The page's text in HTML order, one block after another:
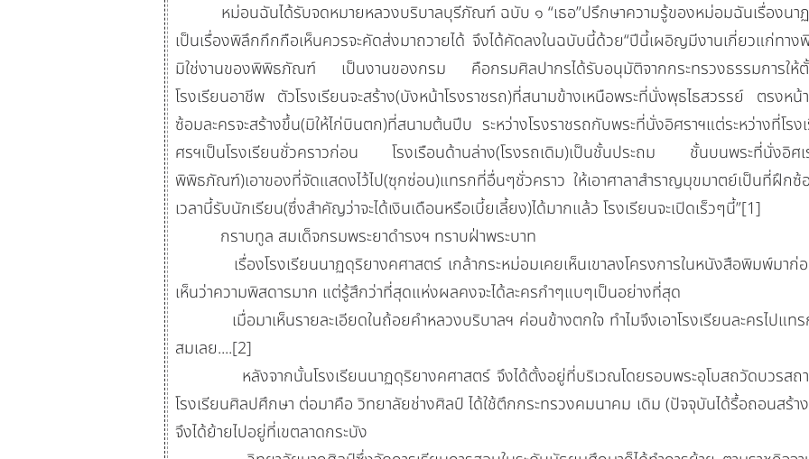
หม่อนฉันได้รับจดหมายหลวงบริบาลบุรีภัณฑ์ ฉบับ ๑ “เธอ”ปรึกษาความรู้ของหม่อมฉันเรื่องนาฏ
เป็นเรื่องพิลึกกึกกือเห็นควรจะคัดส่งมาถวายได้ จึงได้คัดลงในฉบับนี้ด้วย“ปีนี้เผอิญมีงานเกี่ยวแก่ท
มิใช่งานของพิพิธภัณฑ์ เป็นงานของกรม คือกรมศิลปากรได้รับอนุมัติจากกระทรวงธรรมการให้ตั้
โรงเรียนอาชีพ ตัวโรงเรียนจะสร้าง(บังหน้าโรงราชรถ)ที่สนามข้างเหนือพระที่นั่งพุธไธสวรรย์ ตรงห
ซ้อมละครจะสร้างขึ้น(มิให้ไก่บินตก)ที่สนามต้นปีบ ระหว่างโรงราชรถกับพระที่นั่งอิศราฯแต่ระหว่างที่โร
ศรฯเป็นโรงเรียนชั่วคราวก่อน โรงเรือนด้านล่าง(โรงรถเดิม)เป็นชั้นประถม ชั้นบนพระที่นั่ง
พิพิธภัณฑ์)เอาของที่จัดแสดงไว้ไป(ซุกซ่อน)แทรกที่อื่นๆชั่วคราว ให้เอาศาลาสำราญมุขมาตย์เป็นที่ฝึกซ้
เวลานี้รับนักเรียน(ซึ่งสำคัญว่าจะได้เงินเดือนหรือเบี้ยเลี้ยง)ได้มากแล้ว โรงเรียนจะเปิดเร็วๆนี้”[1]
กราบทูล สมเด็จกรมพระยาดำรงฯ ทราบฝ่าพระบาท
เรื่องโรงเรียนนาฏดุริยางคศาสตร์ เกล้ากระหม่อมเคยเห็นเขาลงโครงการในหนังสือพิมพ์มาก่อน
เห็นว่าความพิสดารมาก แต่รู้สึกว่าที่สุดแห่งผลคงจะได้ละครกำๆแบๆเป็นอย่างที่สุด
เมื่อมาเห็นรายละเอียดในถ้อยคำหลวงบริบาลฯ ค่อนข้างตกใจ ทำไมจึงเอาโรงเรียนละครไปแท
สมเลย....[2]
หลังจากนั้นโรงเรียนนาฏดุริยางคศาสตร์ จึงได้ตั้งอยู่ที่บริเวณโดยรอบพระอุโบสถวัดบวรสถา
โรงเรียนศิลปศึกษา ต่อมาคือ วิทยาลัยช่างศิลป์ ได้ใช้ตึกกระทรวงคมนาคม เดิม (ปัจจุบันได้รื้อถอนสร้า
จึงได้ย้ายไปอยู่ที่เขตลาดกระบัง